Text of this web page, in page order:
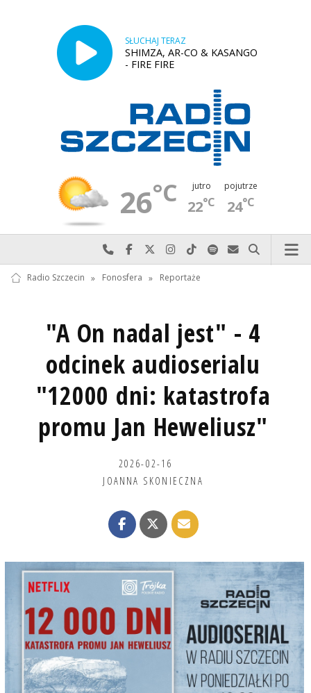
SŁUCHAJ TERAZ
SHIMZA, AR-CO & KASANGO
- FIRE FIRE
26°C jutro
22°C
pojutrze
24°C
Najlepiej po prostu do nas zadzwoń
Odwiedź nas na Facebook-u
Odwiedź nas na X
Odwiedź nas na Instagram-ie
Odwiedź nas na TikTok-u
Szukaj nas na Spotify
Wyślij do nas
Szukaj
Radio Szczecin » Fonosfera » Reportaże
"A On nadal jest" - 4
odcinek audioserialu
"12000 dni: katastrofa
promu Jan Heweliusz"
2026-02-16
JOANNA SKONIECZNA